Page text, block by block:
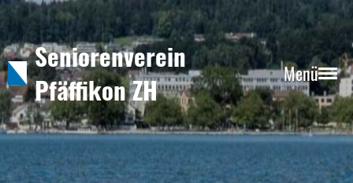
Menü
Seniorenverein
Pfäffikon ZH